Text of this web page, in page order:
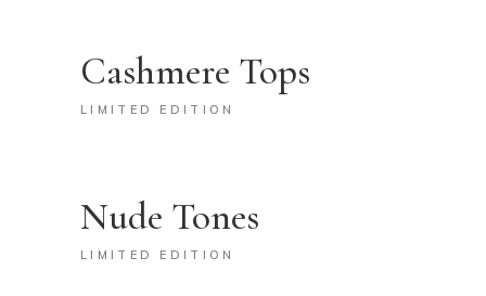
Cashmere Tops
LIMITED EDITION
Nude Tones
LIMITED EDITION